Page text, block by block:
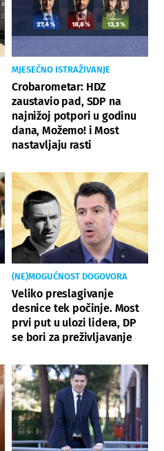
MJESEČNO ISTRAŽIVANJE
Crobarometar: HDZ
zaustavio pad, SDP na
najnižoj potpori u godinu
dana, Možemo! i Most
nastavljaju rasti
(NE)MOGUĆNOST DOGOVORA
Veliko preslagivanje
desnice tek počinje. Most
prvi put u ulozi lidera, DP
se bori za preživljavanje